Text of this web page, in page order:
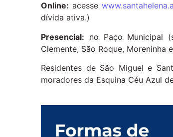
Online: acesse
dívida ativa.)
Presencial: no Paço Municipal
Clemente, São Roque, Moreninha
Residentes de São Miguel e
moradores da Esquina Céu Azul